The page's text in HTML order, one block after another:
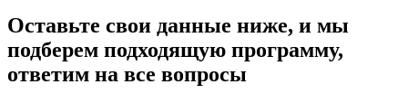
Оставьте свои данные ниже, и мы
подберем подходящую программу,
ответим на все вопросы